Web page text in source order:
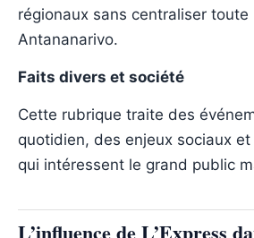
régionaux sans centraliser toute
Antananarivo.
Faits divers et société
Cette rubrique traite des
quotidien, des enjeux sociaux
qui intéressent le grand public